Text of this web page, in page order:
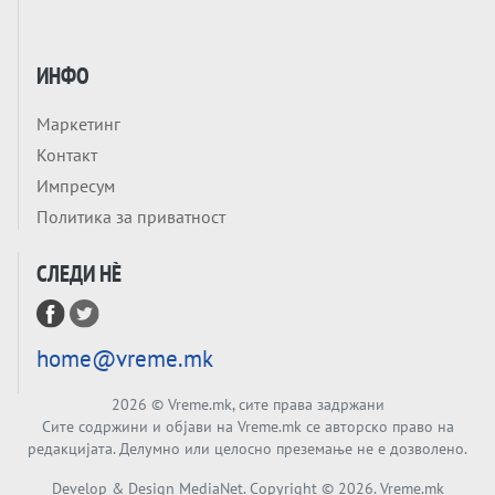
европската уметност за уредување на
голем потрес?
Кинеска ракета испукана во Пацификот.
Што значи тоа за СТРАТЕШКИОТ ЈАЗИК
ВО СВЕТОТ?
Tема
ИНФО
Маркетинг
Контакт
Импресум
Политика за приватност
СЛЕДИ НÈ
home@vreme.mk
2026 © Vreme.mk, сите права задржани
Сите содржини и објави на Vreme.mk се авторско право на
редакцијата. Делумно или целосно преземање не е дозволено.
Develop & Design MediaNet. Copyright © 2026. Vreme.mk